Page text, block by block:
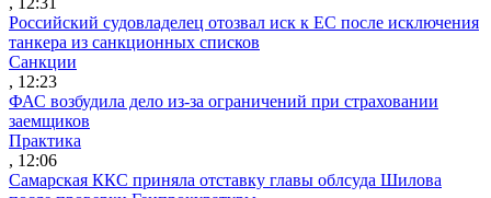
Российский судовладелец отозвал иск к ЕС после исключения
танкера из санкционных списков
Санкции
, 12:23
ФАС возбудила дело из-за ограничений при страховании
заемщиков
Практика
, 12:06
Самарская ККС приняла отставку главы облсуда Шилова